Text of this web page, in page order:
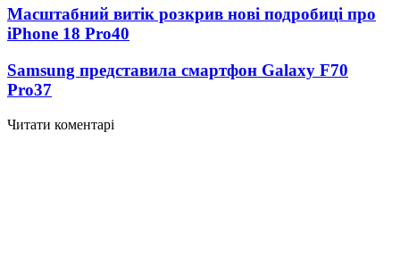
Масштабний витік розкрив нові подробиці про
iPhone 18 Pro40
Samsung представила смартфон Galaxy F70
Pro37
Читати коментарі